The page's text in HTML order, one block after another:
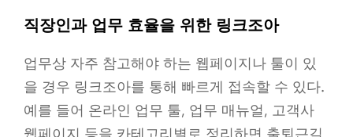
직장인과 업무 효율을 위한 링크조아
업무상 자주 참고해야 하는 웹페이지나 툴이 있
을 경우 링크조아를 통해 빠르게 접속할 수 있다.
예를 들어 온라인 업무 툴, 업무 매뉴얼, 고객사
웹페이지 등을 카테고리별로 정리하면 출퇴근길